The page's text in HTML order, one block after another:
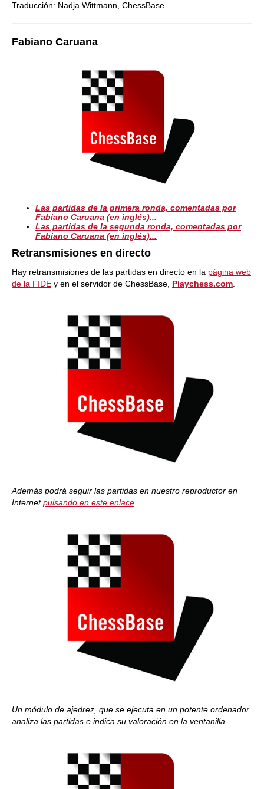
Traducción: Nadja Wittmann, ChessBase
Fabiano Caruana
Las partidas de la primera ronda, comentadas por
Fabiano Caruana (en inglés)...
Las partidas de la segunda ronda, comentadas por
Fabiano Caruana (en inglés)...
Retransmisiones en directo
Hay retransmisiones de las partidas en directo en la página web
de la FIDE y en el servidor de ChessBase, Playchess.com
Además podrá seguir las partidas en nuestro reproductor en
Internetpulsando en este enlace
Un módulo de ajedrez, que se ejecuta en un potente ordenador
analiza las partidas e indica su valoración en la ventanilla.